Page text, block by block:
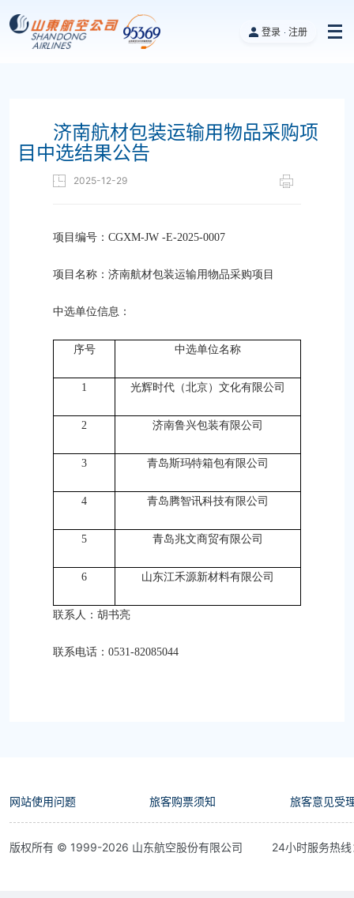
登录 注册
济南航材包装运输用物品采购项
目中选结果公告
2025-12-29
项目编号：CGXM-JW -E-2025-0007
项目名称：济南航材包装运输用物品采购项目
中选单位信息：
序号 中选单位名称
1 光辉时代（北京）文化有限公司
2 济南鲁兴包装有限公司
3 青岛斯玛特箱包有限公司
4 青岛腾智讯科技有限公司
5 青岛兆文商贸有限公司
6 山东江禾源新材料有限公司
联系人：胡书亮
联系电话：0531-82085044
网站使用问题 旅客购票须知 旅客意见受
版权所有 © 1999-2026 山东航空股份有限公司 24小时服务热线